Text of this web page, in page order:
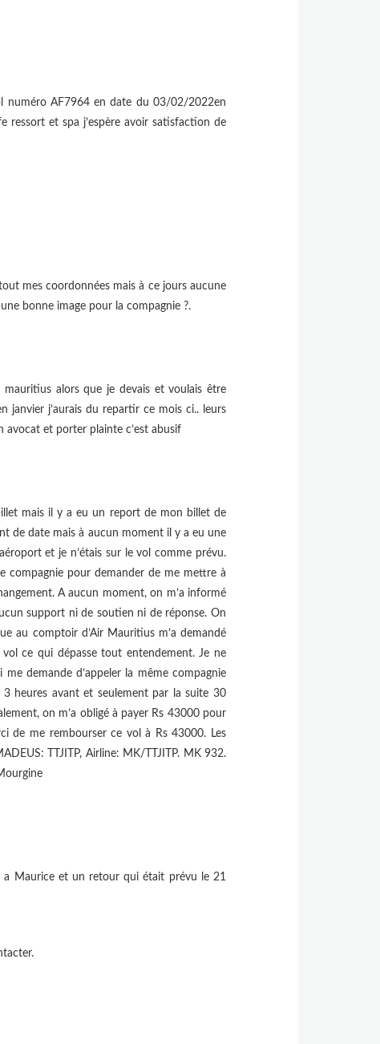
numéro AF7964 en date du 03/02/2022en
ressort et spa j’espère avoir satisfaction de
mes coordonnées mais à ce jours aucune
bonne image pour la compagnie ?.
alors que je devais et voulais être
janvier j’aurais du repartir ce mois ci.. leurs
avocat et porter plainte c’est abusif
mais il y a eu un report de mon billet de
de date mais à aucun moment il y a eu une
et je n’étais sur le vol comme prévu.
compagnie pour demander de me mettre à
A aucun moment, on m’a informé
support ni de soutien ni de réponse. On
au comptoir d’Air Mauritius m’a demandé
ce qui dépasse tout entendement. Je ne
demande d’appeler la même compagnie
heures avant et seulement par la suite 30
on m’a obligé à payer Rs 43000 pour
de me rembourser ce vol à Rs 43000. Les
TTJITP, Airline: MK/TTJITP. MK 932.
a Maurice et un retour qui était prévu le 21